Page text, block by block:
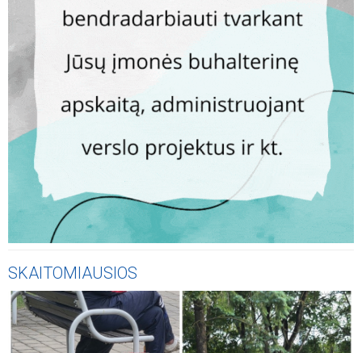
Skelbiamos degalų kainos Lietuvos degalinėse kiekvieną
darbo dieną